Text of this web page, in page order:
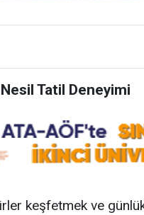
Tatil Deneyimi
keşfetmek ve